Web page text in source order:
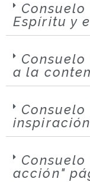
Espíritu y
a la
acción"